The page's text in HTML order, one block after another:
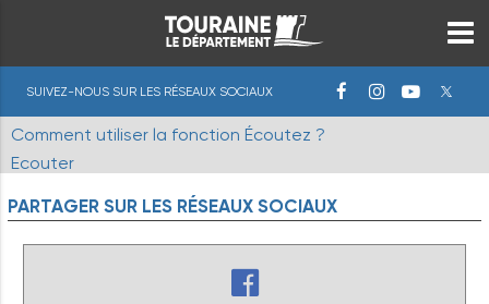
SUIVEZ-NOUS SUR LES RÉSEAUX SOCIAUX
Comment utiliser la fonction Écoutez ?
Ecouter
PARTAGER SUR LES RÉSEAUX SOCIAUX